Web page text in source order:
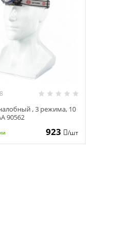
, 3 режима, 10
90562
923 /шт